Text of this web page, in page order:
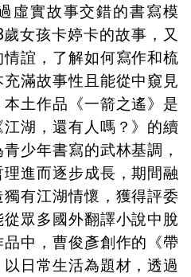
虛實故事交錯的書寫模
女孩卡婷卡的故事，又
誼，了解如何寫作和梳
滿故事性且能從中窺見
土作品《一箭之遙》是
湖，還有人嗎？》的續
少年書寫的武林基調，
進而逐步成長，期間融
有江湖情懷，獲得評委
眾多國外翻譯小說中脫
中，曹俊彥創作的《帶
日常生活為題材，透過